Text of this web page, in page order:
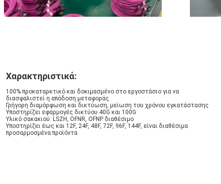
Χαρακτηριστικά:
100% προκαταρκτικό και δοκιμασμένο στο εργοστάσιο για να
διασφαλιστεί η απόδοση μεταφοράς
Γρήγορη διαμόρφωση και δικτύωση, μείωση του χρόνου εγκατάστασης
Υποστηρίζει εφαρμογές δικτύου 40G και 100G
Υλικό σακακιού: LSZH, OFNR, OFNP διαθέσιμο
Υποστηρίζει έως και 12F, 24F, 48F, 72F, 96F, 144F, είναι διαθέσιμα
προσαρμοσμένα προϊόντα